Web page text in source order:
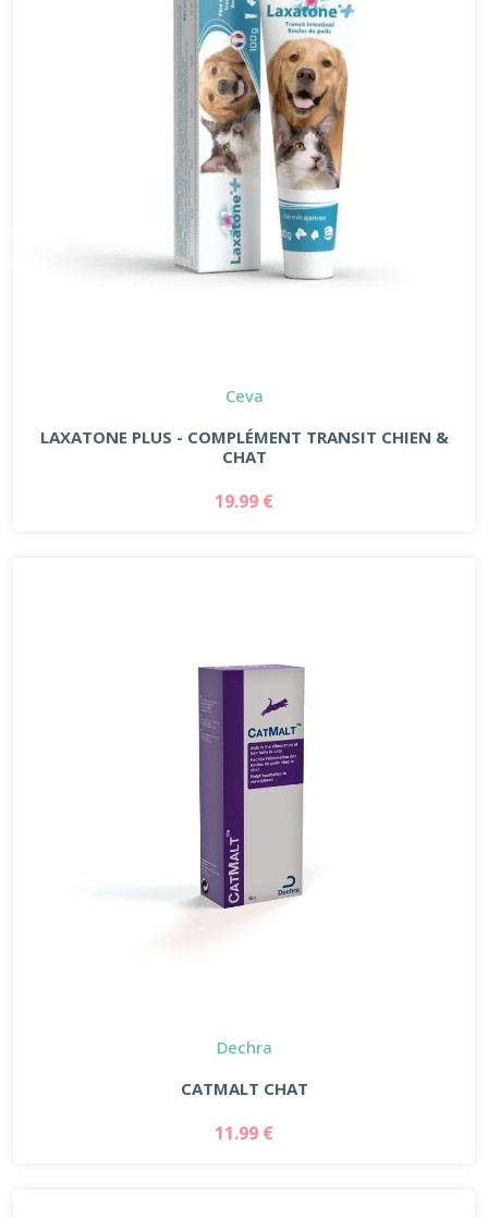
Ceva
LAXATONE PLUS - COMPLÉMENT TRANSIT CHIEN &
CHAT
19.99 €
Dechra
CATMALT CHAT
11.99 €